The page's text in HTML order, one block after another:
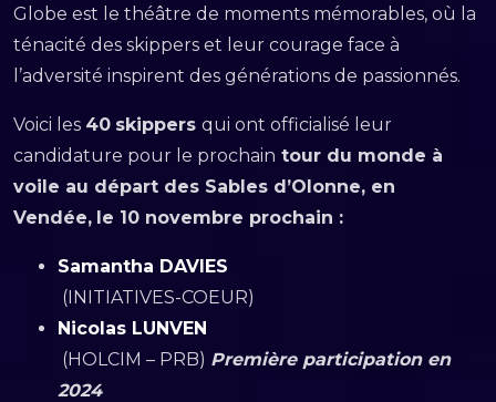
Globe est le théâtre de moments mémorables, où la
ténacité des skippers et leur courage face à
l’adversité inspirent des générations de passionnés.
Voici les 40 skippers qui ont officialisé leur
candidature pour le prochain tour du monde à
voile au départ des Sables d’Olonne, en
Vendée, le 10 novembre prochain :
Samantha DAVIES
(INITIATIVES-COEUR)
Nicolas LUNVEN
(HOLCIM – PRB) Première participation en
2024